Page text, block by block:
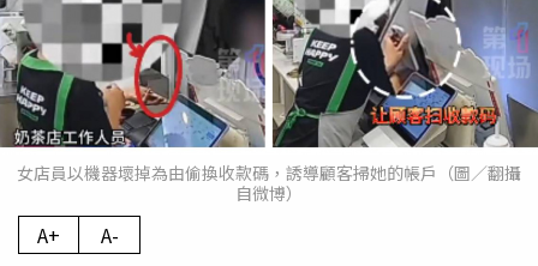
女店員以機器壞掉為由偷換收款碼，誘導顧客掃她的帳戶（圖／翻攝
自微博）
A+ A-